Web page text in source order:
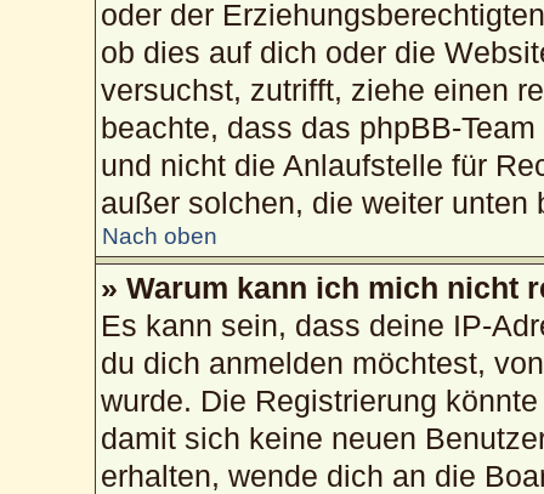
oder der
ob dies auf dich oder die
versuchst, zutrifft, ziehe einen
beachte, dass das phpBB-
und nicht die Anlaufstelle für
außer solchen, die weiter unten
Nach oben
» Warum kann ich mich nicht
Es kann sein, dass deine IP-
du dich anmelden möchtest,
wurde. Die Registrierung
damit sich keine neuen
erhalten, wende dich an die